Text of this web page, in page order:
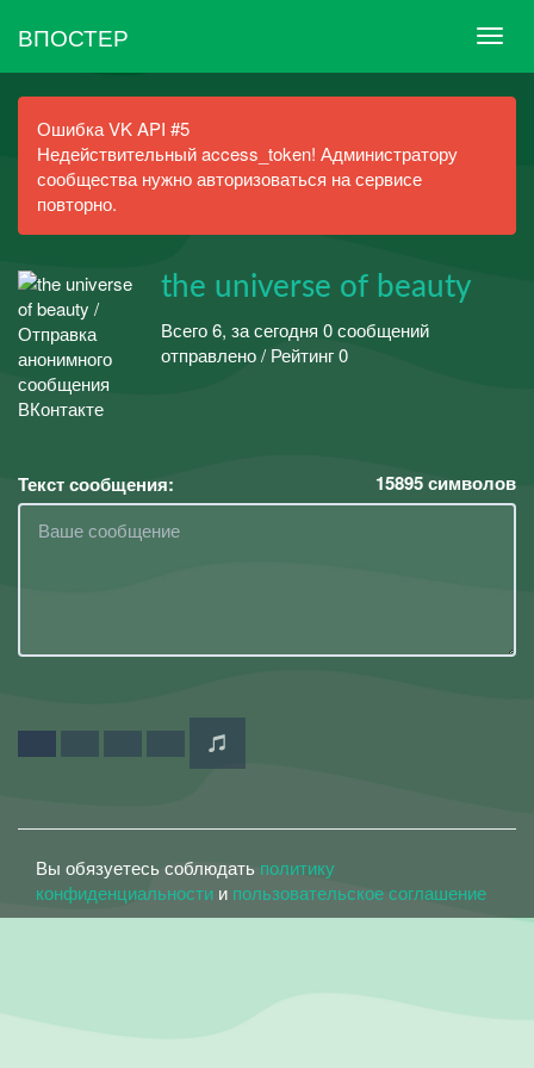
ВПОСТЕР
Ошибка VK API #5
Недействительный access_token! Администратору
сообщества нужно авторизоваться на сервисе
повторно.
the universe of beauty
Всего 6, за сегодня 0 сообщений
отправлено / Рейтинг 0
Текст сообщения: 15895символов
Вы обязуетесь соблюдать политику
конфиденциальности и пользовательское соглашение